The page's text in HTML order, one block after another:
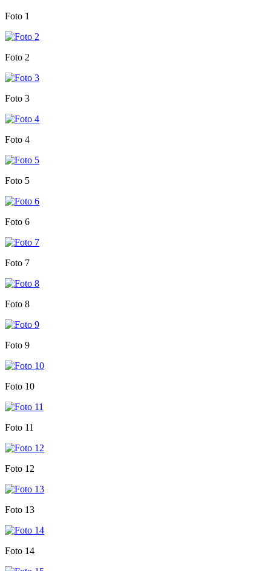
Foto 1
Foto 2
Foto 3
Foto 4
Foto 5
Foto 6
Foto 7
Foto 8
Foto 9
Foto 10
Foto 11
Foto 12
Foto 13
Foto 14